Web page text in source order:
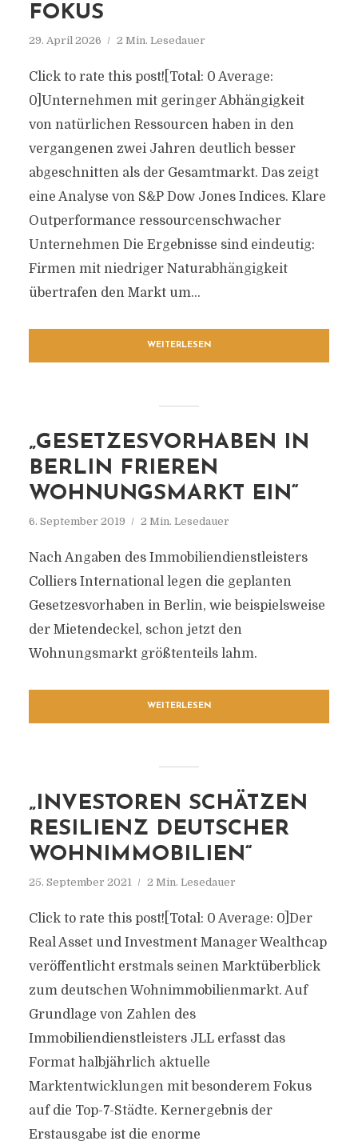
FOKUS
29. April 2026 2 Min. Lesedauer
Click to rate this post![Total: 0 Average:
0]Unternehmen mit geringer Abhängigkeit
von natürlichen Ressourcen haben in den
vergangenen zwei Jahren deutlich besser
abgeschnitten als der Gesamtmarkt. Das zeigt
eine Analyse von S&P Dow Jones Indices. Klare
Outperformance ressourcenschwacher
Unternehmen Die Ergebnisse sind eindeutig:
Firmen mit niedriger Naturabhängigkeit
übertrafen den Markt um...
WEITERLESEN
„GESETZESVORHABEN IN
BERLIN FRIEREN
WOHNUNGSMARKT EIN“
6. September 2019 2 Min. Lesedauer
Nach Angaben des Immobiliendienstleisters
Colliers International legen die geplanten
Gesetzesvorhaben in Berlin, wie beispielsweise
der Mietendeckel, schon jetzt den
Wohnungsmarkt größtenteils lahm.
WEITERLESEN
„INVESTOREN SCHÄTZEN
RESILIENZ DEUTSCHER
WOHNIMMOBILIEN“
25. September 2021 2 Min. Lesedauer
Click to rate this post![Total: 0 Average: 0]Der
Real Asset und Investment Manager Wealthcap
veröffentlicht erstmals seinen Marktüberblick
zum deutschen Wohnimmobilienmarkt. Auf
Grundlage von Zahlen des
Immobiliendienstleisters JLL erfasst das
Format halbjährlich aktuelle
Marktentwicklungen mit besonderem Fokus
auf die Top-7-Städte. Kernergebnis der
Erstausgabe ist die enorme